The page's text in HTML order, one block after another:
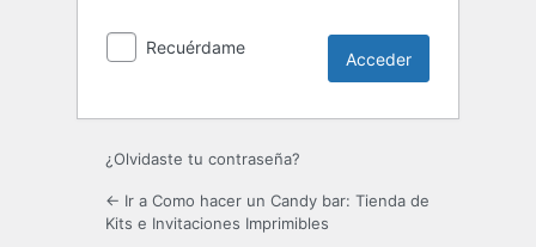
Recuérdame
¿Olvidaste tu contraseña?
← Ir a Como hacer un Candy bar: Tienda de
Kits e Invitaciones Imprimibles